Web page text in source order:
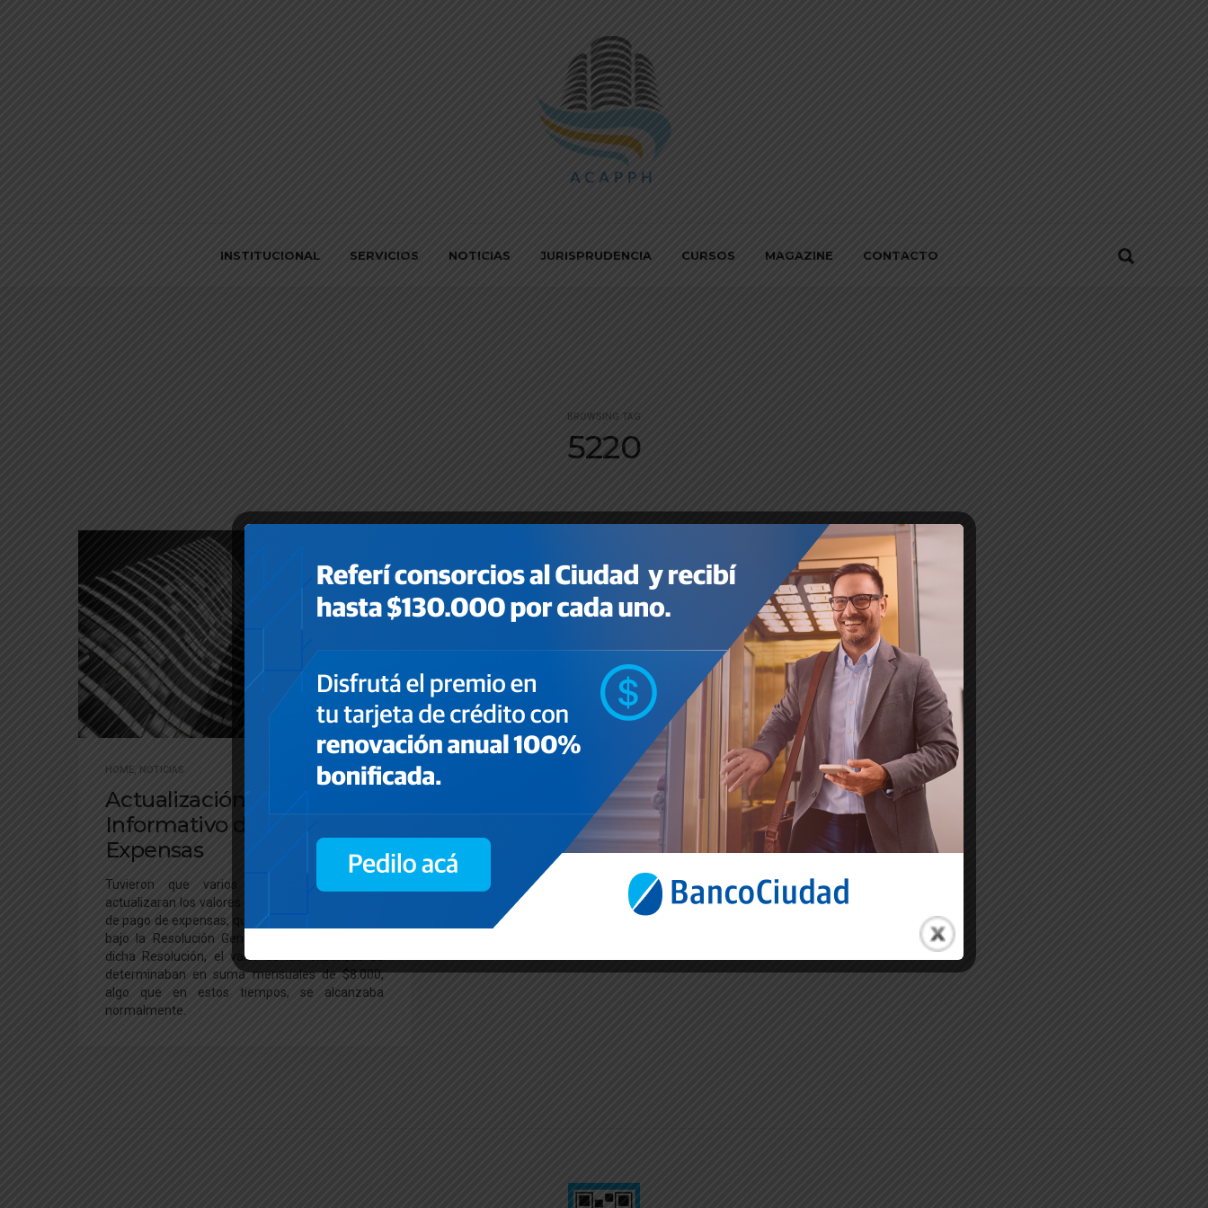
INSTITUCIONAL SERVICIOS NOTICIAS JURISPRUDENCIA CURSOS MAGAZINE CONTACTO
BROWSING TAG
5220
HOME NOTICIAS
Actualización: Régimen
Informativo de Pago de
Expensas
Tuvieron que varios años, para que se
actualizaran los valores del régimen informativo
de pago de expensas, que había sido establecida
bajo la Resolución General 3369 del 2012. En
dicha Resolución, el valor de las expensas se
determinaban en suma mensuales de $8.000,
algo que en estos tiempos, se alcanzaba
normalmente.